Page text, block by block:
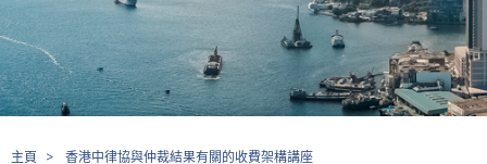
主頁 > 香港中律協與仲裁結果有關的收費架構講座